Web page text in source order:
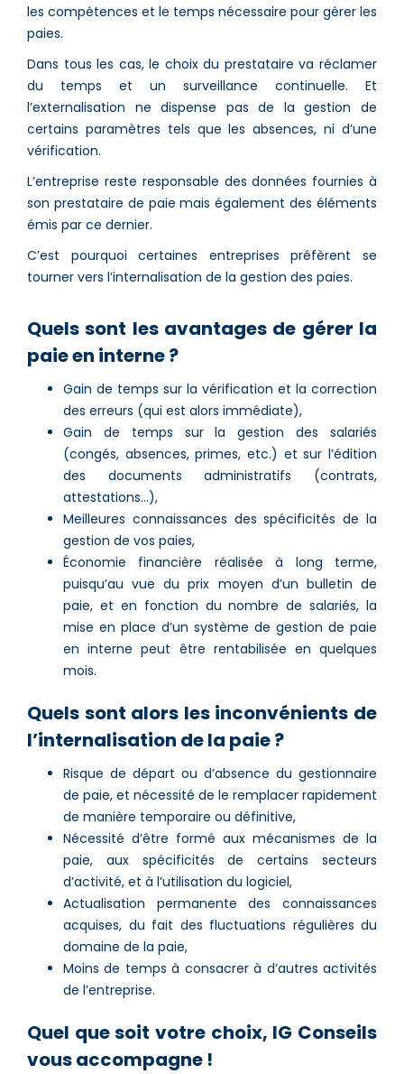
les compétences et le temps nécessaire pour gérer les
paies.
Dans tous les cas, le choix du prestataire va réclamer
du temps et un surveillance continuelle. Et
l’externalisation ne dispense pas de la gestion de
certains paramètres tels que les absences, ni d’une
vérification.
L’entreprise reste responsable des données fournies à
son prestataire de paie mais également des éléments
émis par ce dernier.
C’est pourquoi certaines entreprises préfèrent se
tourner vers l’internalisation de la gestion des paies.
Quels sont les avantages de gérer la
paie en interne ?
Gain de temps sur la vérification et la correction
des erreurs (qui est alors immédiate),
Gain de temps sur la gestion des salariés
(congés, absences, primes, etc.) et sur l’édition
des documents administratifs (contrats,
attestations…),
Meilleures connaissances des spécificités de la
gestion de vos paies,
Économie financière réalisée à long terme,
puisqu’au vue du prix moyen d’un bulletin de
paie, et en fonction du nombre de salariés, la
mise en place d’un système de gestion de paie
en interne peut être rentabilisée en quelques
mois.
Quels sont alors les inconvénients de
l’internalisation de la paie ?
Risque de départ ou d’absence du gestionnaire
de paie, et nécessité de le remplacer rapidement
de manière temporaire ou définitive,
Nécessité d’être formé aux mécanismes de la
paie, aux spécificités de certains secteurs
d’activité, et à l’utilisation du logiciel,
Actualisation permanente des connaissances
acquises, du fait des fluctuations régulières du
domaine de la paie,
Moins de temps à consacrer à d’autres activités
de l’entreprise.
Quel que soit votre choix, IG Conseils
vous accompagne !